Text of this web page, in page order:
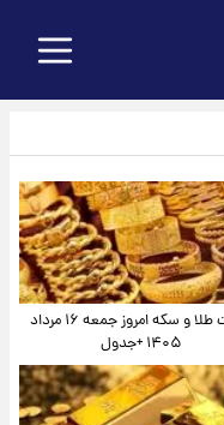
قیمت طلا و سکه امروز جمعه ۱۶ مرداد
۱۴۰۵ +جدول